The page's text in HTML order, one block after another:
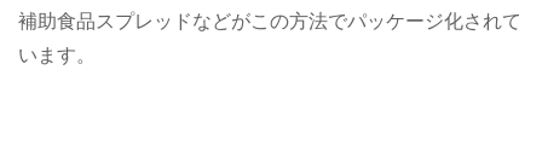
補助食品スプレッドなどがこの方法でパッケージ化されて
います。